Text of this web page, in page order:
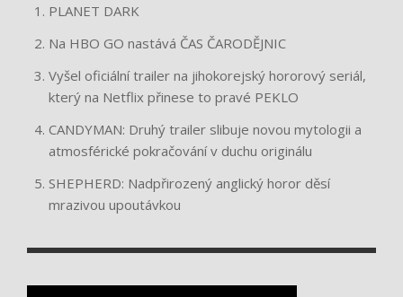
PLANET DARK
Na HBO GO nastává ČAS ČARODĚJNIC
Vyšel oficiální trailer na jihokorejský hororový seriál,
který na Netflix přinese to pravé PEKLO
CANDYMAN: Druhý trailer slibuje novou mytologii a
atmosférické pokračování v duchu originálu
SHEPHERD: Nadpřirozený anglický horor děsí
mrazivou upoutávkou